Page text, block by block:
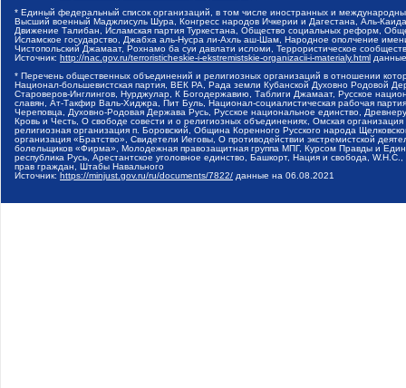
* Единый федеральный список организаций, в том числе иностранных и
Высший военный Маджлисуль Шура, Конгресс народов Ичкерии и Дагестана, Аль-
Движение Талибан, Исламская партия Туркестана, Общество социальных реформ,
Исламское государство, Джабха аль-Нусра ли-Ахль аш-Шам, Народное ополчение
Чистопольский Джамаат, Рохнамо ба суи давлати исломи, Террористическое
Источник: http://nac.gov.ru/terroristicheskie-i-ekstremistskie-organizacii-i-materialy.html
* Перечень общественных объединений и религиозных организаций в отношении
Национал-большевистская партия, ВЕК РА, Рада земли Кубанской Духовно Родовой
Староверов-Инглингов, Нурджулар, К Богодержавию, Таблиги Джамаат, Русское
славян, Ат-Такфир Валь-Хиджра, Пит Буль, Национал-социалистическая рабочая
Череповца, Духовно-Родовая Держава Русь, Русское национальное единство,
Кровь и Честь, О свободе совести и о религиозных объединениях, Омская
религиозная организация п. Боровский, Община Коренного Русского народа
организация «Братство», Свидетели Иеговы, О противодействии экстремистской
болельщиков «Фирма», Молодежная правозащитная группа МПГ, Курсом Правды и
республика Русь, Арестантское уголовное единство, Башкорт, Нация и свобода,
прав граждан, Штабы Навального
Источник: https://minjust.gov.ru/ru/documents/7822/ данные на 06.08.2021